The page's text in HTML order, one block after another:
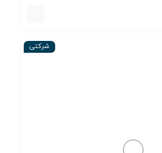
شرکتی